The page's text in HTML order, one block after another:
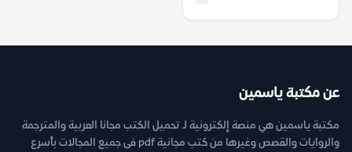
عن مكتبة ياسمين
مكتبة ياسمين هي منصة إلكترونية لـ تحميل الكتب مجانا العربية والمترجمة
والروايات والقصص وغيرها من كتب مجانية pdf فى جميع المجالات بأسرع